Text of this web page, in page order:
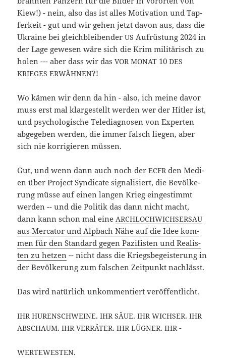
Kiew!) - nein, also das ist alles Moti­va­ti­on und Tap­
fer­keit - gut und wir gehen jetzt davon aus, dass die
Ukrai­ne bei gleich­blei­ben­derUS Auf­rüs­tung 2024 in
der Lage gewe­sen wäre sich die Krim mili­tä­risch zu
holen --- aber dass wir dasVOR MONAT 10DES
KRIEGES ERWÄHNEN?!
Wo kämen wir denn da hin - also, ich mei­ne davor
muss erst mal klar­ge­stellt wer­den wer der Hit­ler ist,
und psy­cho­lo­gi­sche Tele­dia­gno­sen von Exper­ten
abge­ge­ben wer­den, die immer falsch lie­gen, aber
sich nie kor­ri­gie­ren müssen.
Gut, und wenn dann auch noch derECFRden Medi­
en über Pro­ject Syn­di­ca­te signa­li­siert, die Bevöl­ke­
rung müs­se auf einen lan­gen Krieg ein­ge­stimmt
wer­den -- und die Poli­tik das dann nicht macht,
dann kann schon mal eineARCHLOCHWICHSERSAU
aus Mer­ca­tor und Alp­bach Nähe auf die Idee kom­
men für den Stan­dard gegen Pazi­fis­ten und Rea­lis­
ten zu het­zen -- nicht dass die Kriegs­be­geis­te­rung in
der Bevöl­ke­rung zum fal­schen Zeit­punkt nachlässt.
Das wird natür­lich unkom­men­tiert veröffentlicht.
IHR HURENSCHWEINE.IHR SÄUE.IHR WICHSER.IHR
ABSCHAUM.IHR VERRÄTER.IHR LÜGNER.IHR-
WERTEWESTEN.